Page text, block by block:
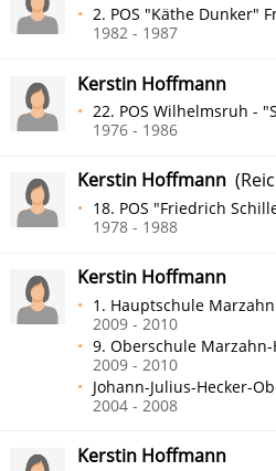
2. POS "Käthe Dunker"
1982 - 1987
Kerstin Hoffmann
22. POS Wilhelmsruh -
1976 - 1986
Kerstin Hoffmann
18. POS "Friedrich
1978 - 1988
Kerstin Hoffmann
1. Hauptschule Marzahn
2009 - 2010
9. Oberschule
2009 - 2010
Johann-Julius-Hecker-
2004 - 2008
Kerstin Hoffmann